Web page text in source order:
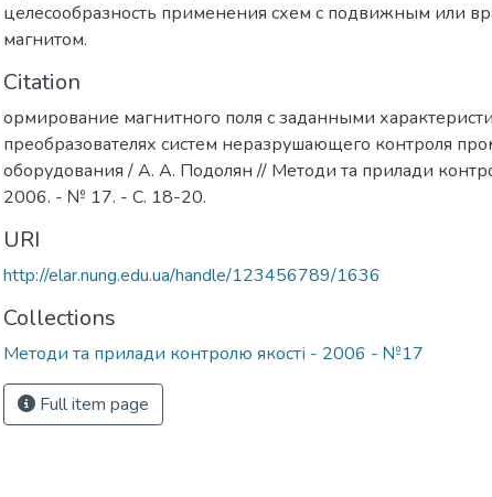
целесообразность применения схем с подвижным или
магнитом.
Citation
ормирование магнитного поля с заданными
преобразователях систем неразрушающего контроля
оборудования / А. А. Подолян // Методи та прилади
2006. - № 17. - С. 18-20.
URI
http://elar.nung.edu.ua/handle/123456789/1636
Collections
Методи та прилади контролю якості - 2006 - №17
Full item page